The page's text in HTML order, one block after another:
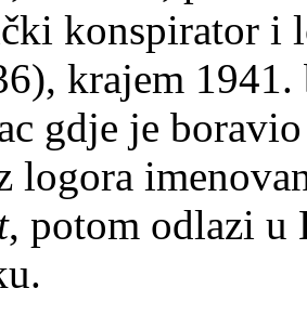
konspirator i
krajem
gdje je
logora
, potom odlazi u